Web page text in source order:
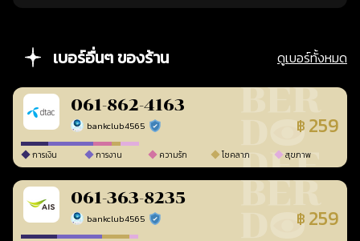
เบอร์อื่นๆ ของร้าน ดูเบอร์ทั้งหมด
061-862-4163
bankclub4565 ร้านยืนยันแล้ว ฿ 259
การเงิน การงาน ความรัก โชคลาภ สุขภาพ
061-363-8235
bankclub4565 ร้านยืนยันแล้ว ฿ 259